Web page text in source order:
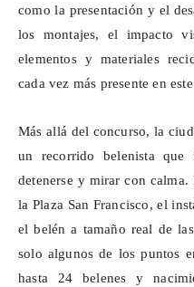
como la presentación y el
los montajes, el impacto
elementos y materiales
cada vez más presente en
Más allá del concurso, la
un recorrido belenista
detenerse y mirar con
la Plaza San Francisco, el
el belén a tamaño real de
solo algunos de los puntos
hasta 24 belenes y